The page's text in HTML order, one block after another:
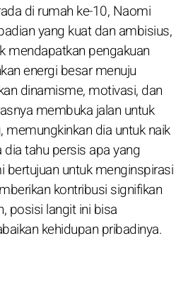
di rumah ke-10, Naomi
yang kuat dan ambisius,
mendapatkan pengakuan
energi besar menuju
dinamisme, motivasi, dan
membuka jalan untuk
memungkinkan dia untuk naik
tahu persis apa yang
bertujuan untuk menginspirasi
kontribusi signifikan
posisi langit ini bisa
kehidupan pribadinya.